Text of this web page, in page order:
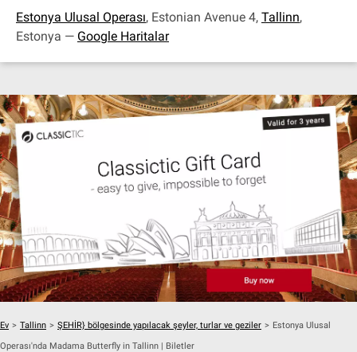
Estonya Ulusal Operası, Estonian Avenue 4, Tallinn,
Estonya — Google Haritalar
Ev > Tallinn > ŞEHİR} bölgesinde yapılacak şeyler, turlar ve geziler > Estonya Ulusal
Operası'nda Madama Butterfly in Tallinn | Biletler